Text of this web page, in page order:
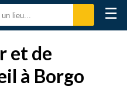
☰
et de
à Borgo